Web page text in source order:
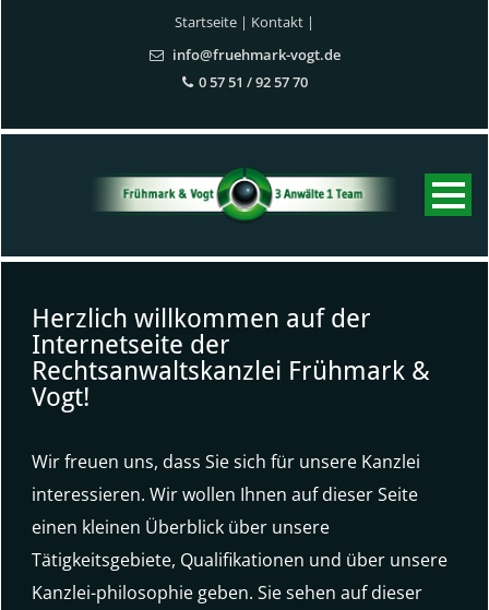
Startseite | Kontakt |
info@fruehmark-vogt.de
0 57 51 / 92 57 70
Herzlich willkommen auf der
Internetseite der
Rechtsanwaltskanzlei Frühmark &
Vogt!
Wir freuen uns, dass Sie sich für unsere Kanzlei
interessieren. Wir wollen Ihnen auf dieser Seite
einen kleinen Überblick über unsere
Tätigkeitsgebiete, Qualifikationen und über unsere
Kanzlei-philosophie geben. Sie sehen auf dieser